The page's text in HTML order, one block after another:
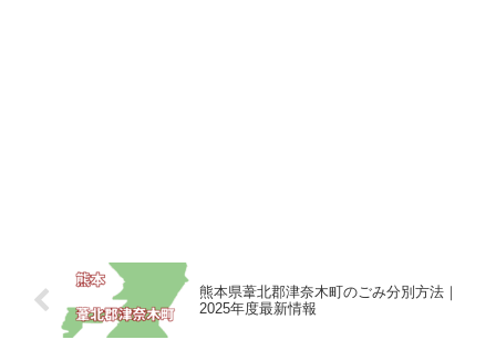
熊本県葦北郡津奈木町のごみ分別方法｜
2025年度最新情報